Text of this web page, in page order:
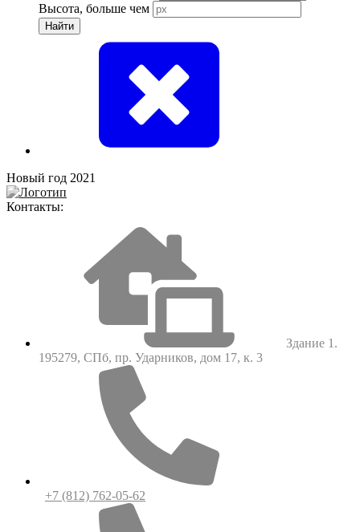
Высота, больше чем
Найти
Новый год 2021
Контакты:
Здание 1.
195279, СПб, пр. Ударников, дом 17, к. 3
+7 (812) 762-05-62